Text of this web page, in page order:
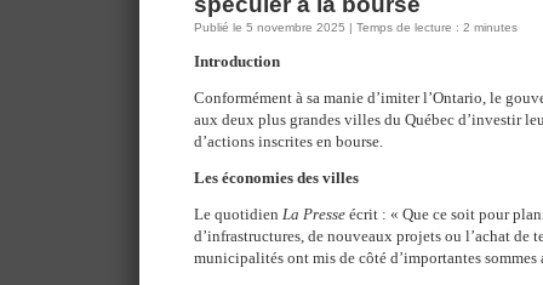
Publié le 5 novembre 2025 | Temps de lecture : 2 minutes
Introduction
Conformément à sa manie d’imiter l’Ontario, le
aux deux plus grandes villes du Québec d’investir
d’actions inscrites en bourse.
Les économies des villes
Le quotidien La Presse écrit : « Que ce soit pour
d’infrastructures, de nouveaux projets ou l’achat de
municipalités ont mis de côté d’importantes